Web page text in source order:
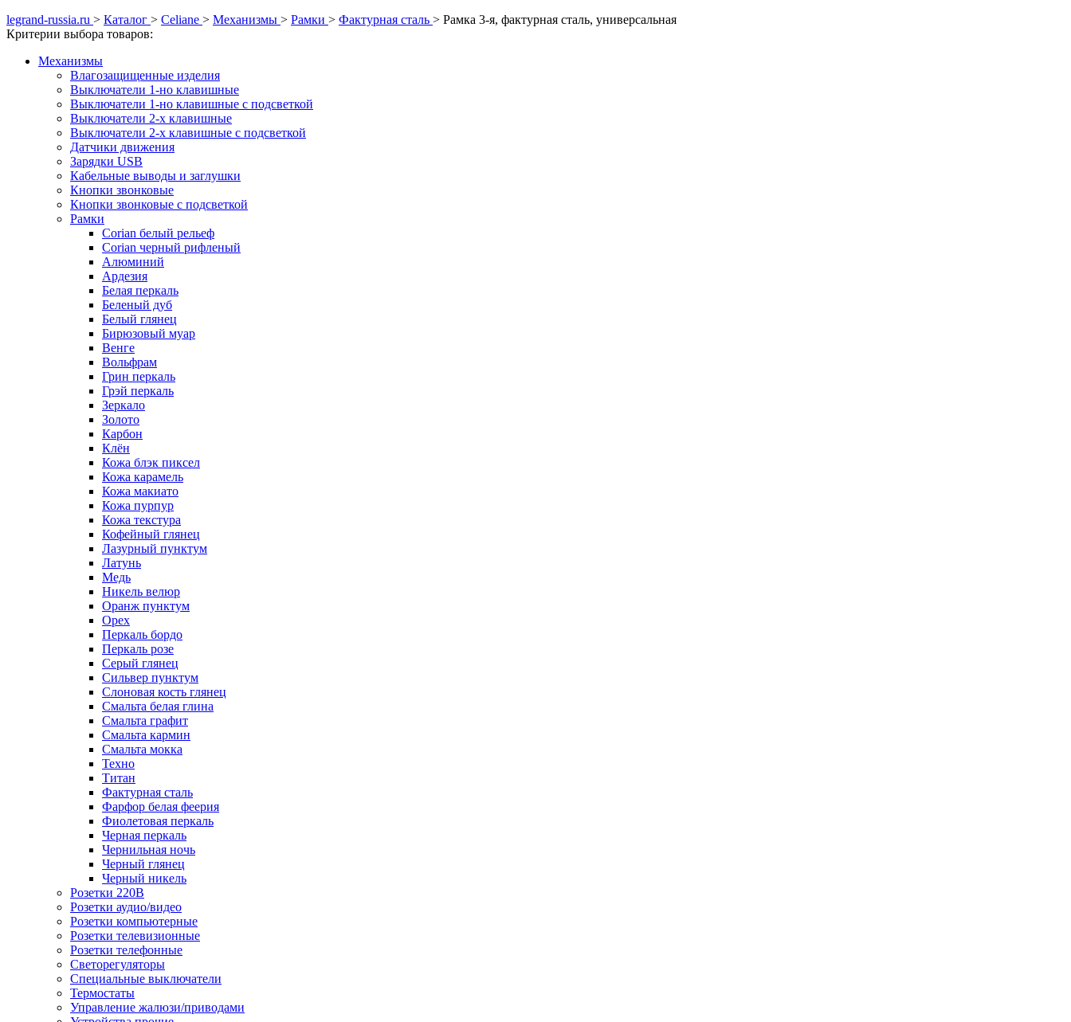
legrand-russia.ru > Каталог > Celiane > Механизмы > Рамки > Фактурная сталь > Рамка 3-я, фактурная сталь, универсальная
Критерии выбора товаров:
Механизмы
Влагозащищенные изделия
Выключатели 1-но клавишные
Выключатели 1-но клавишные с подсветкой
Выключатели 2-х клавишные
Выключатели 2-х клавишные с подсветкой
Датчики движения
Зарядки USB
Кабельные выводы и заглушки
Кнопки звонковые
Кнопки звонковые с подсветкой
Рамки
Corian белый рельеф
Corian черный рифленый
Алюминий
Ардезия
Белая перкаль
Беленый дуб
Белый глянец
Бирюзовый муар
Венге
Вольфрам
Грин перкаль
Грэй перкаль
Зеркало
Золото
Карбон
Клён
Кожа блэк пиксел
Кожа карамель
Кожа макиато
Кожа пурпур
Кожа текстура
Кофейный глянец
Лазурный пунктум
Латунь
Медь
Никель велюр
Оранж пунктум
Орех
Перкаль бордо
Перкаль розе
Серый глянец
Сильвер пунктум
Слоновая кость глянец
Смальта белая глина
Смальта графит
Смальта кармин
Смальта мокка
Техно
Титан
Фактурная сталь
Фарфор белая феерия
Фиолетовая перкаль
Черная перкаль
Чернильная ночь
Черный глянец
Черный никель
Розетки 220В
Розетки аудио/видео
Розетки компьютерные
Розетки телевизионные
Розетки телефонные
Светорегуляторы
Специальные выключатели
Термостаты
Управление жалюзи/приводами